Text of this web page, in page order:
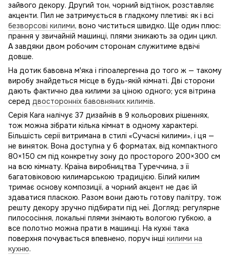
зайвого декору. Другий тон, чорний відтінок, розставляє
акценти. Пил не затримується в гладкому плетиві: як і всі
безворсові килими, воно чиститься швидко. Ще один плюс:
прання у звичайній машинці, плями зникають за один цикл.
А завдяки двом робочим сторонам служитиме вдвічі
довше.
На дотик бавовна м'яка і гіпоалергенна до того ж — такому
виробу знайдеться місце в будь-якій кімнаті. Дві сторони
дають фактично два килими за ціною одного; уся вітрина
серед двосторонніх бавовняних килимів.
Серія Kara налічує 37 дизайнів в 9 кольорових рішеннях,
тож можна зібрати кілька кімнат в одному характері.
Більшість серії витримана в стилі «Сучасні килими», і ця —
не виняток. Вона доступна у 6 форматах, від компактного
80×150 см під конкретну зону до просторого 200×300 см
на всю кімнату. Країна виробництва Туреччина, з її
багатовіковою килимарською традицією. Білий килим
тримає основу композиції, а чорний акцент не дає їй
здаватися пласкою. Разом вони дають готову палітру, тож
решту декору зручно підбирати під неї. Догляд: регулярне
пилососіння, локальні плями знімають вологою губкою, а
все полотно можна прати в машинці. На кухні така
поверхня почувається впевнено, поруч інші килими на
кухню.